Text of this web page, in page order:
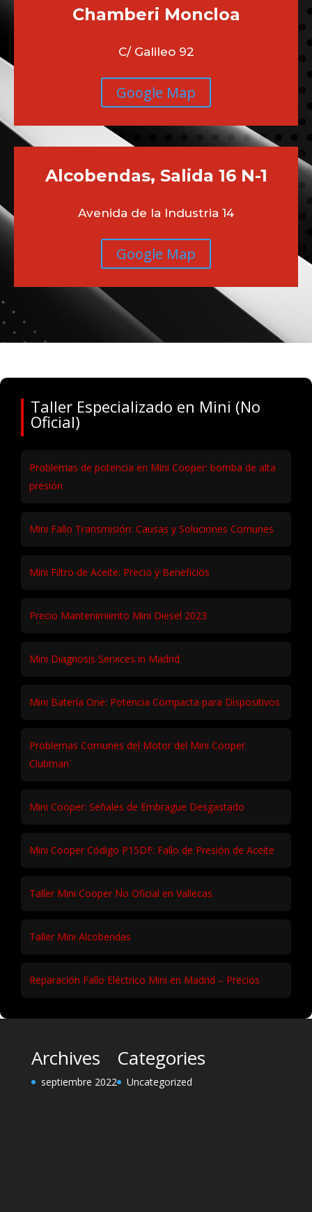
Chamberi Moncloa
C/ Galileo 92
Google Map
Alcobendas, Salida 16 N-1
Avenida de la Industria 14
Google Map
Taller Especializado en Mini (No
Oficial)
Problemas de potencia en Mini Cooper: bomba de alta
presión
Mini Fallo Transmisión: Causas y Soluciones Comunes
Mini Filtro de Aceite: Precio y Beneficios
Precio Mantenimiento Mini Diesel 2023
Mini Diagnosis Services in Madrid
Mini Batería One: Potencia Compacta para Dispositivos
Problemas Comunes del Motor del Mini Cooper
Clubman
Mini Cooper: Señales de Embrague Desgastado
Mini Cooper Código P15DF: Fallo de Presión de Aceite
Taller Mini Cooper No Oficial en Vallecas
Taller Mini Alcobendas
Reparación Fallo Eléctrico Mini en Madrid – Precios
Archives
septiembre 2022
Categories
Uncategorized